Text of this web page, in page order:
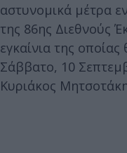
αστυνομικά μέτρα
της 86ης Διεθνούς
εγκαίνια της
Σάββατο, 10
Κυριάκος